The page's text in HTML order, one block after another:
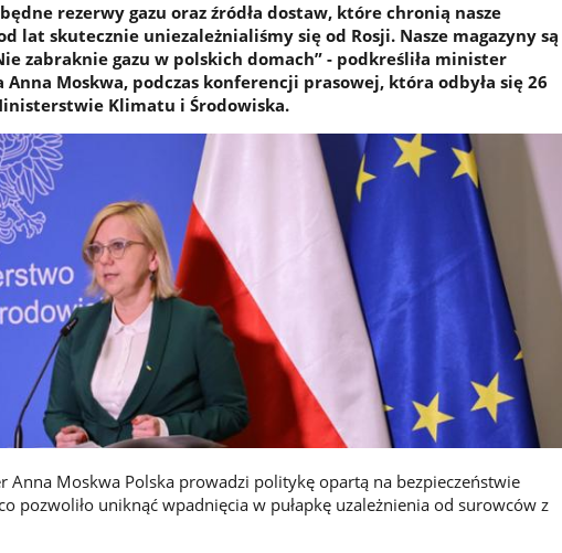
rezerwy gazu oraz źródła dostaw, które chronią nasze
lat skutecznie uniezależnialiśmy się od Rosji. Nasze magazyny są
zabraknie gazu w polskich domach” - podkreśliła minister
Moskwa, podczas konferencji prasowej, która odbyła się 26
Klimatu i Środowiska.
Anna Moskwa Polska prowadzi politykę opartą na bezpieczeństwie
pozwoliło uniknąć wpadnięcia w pułapkę uzależnienia od surowców z